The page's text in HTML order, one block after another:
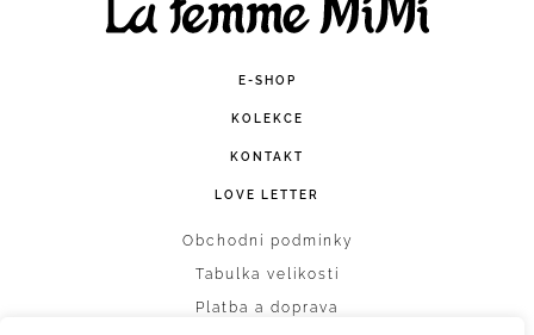
E-SHOP
KOLEKCE
KONTAKT
LOVE LETTER
Obchodní podmínky
Tabulka velikostí
Platba a doprava